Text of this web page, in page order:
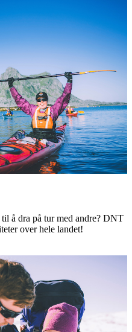
å dra på tur med andre? DNT
over hele landet!